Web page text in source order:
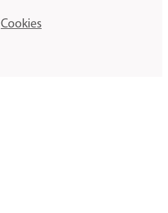
Cookies